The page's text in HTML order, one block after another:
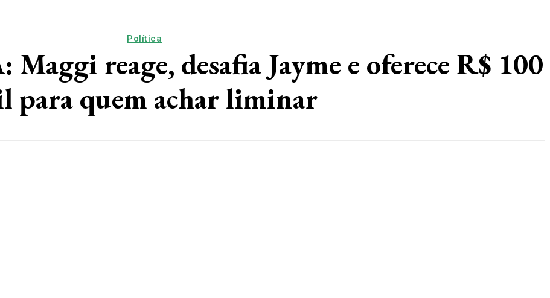
Política
reage, desafia Jayme e oferece R$ 100
para quem achar liminar